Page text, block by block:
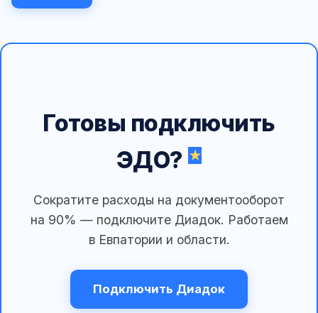
Готовы подключить
ЭДО?
Сократите расходы на документооборот
на 90% — подключите Диадок. Работаем
в Евпатории и области.
Подключить Диадок